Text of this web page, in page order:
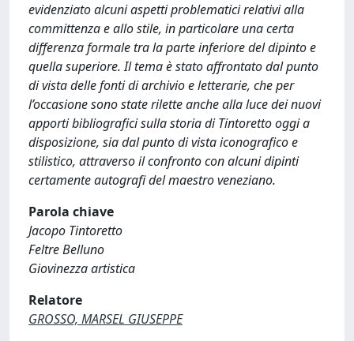
evidenziato alcuni aspetti problematici relativi alla
committenza e allo stile, in particolare una certa
differenza formale tra la parte inferiore del dipinto e
quella superiore. Il tema è stato affrontato dal punto
di vista delle fonti di archivio e letterarie, che per
l’occasione sono state rilette anche alla luce dei nuovi
apporti bibliografici sulla storia di Tintoretto oggi a
disposizione, sia dal punto di vista iconografico e
stilistico, attraverso il confronto con alcuni dipinti
certamente autografi del maestro veneziano.
Parola chiave
Jacopo Tintoretto
Feltre Belluno
Giovinezza artistica
Relatore
GROSSO, MARSEL GIUSEPPE